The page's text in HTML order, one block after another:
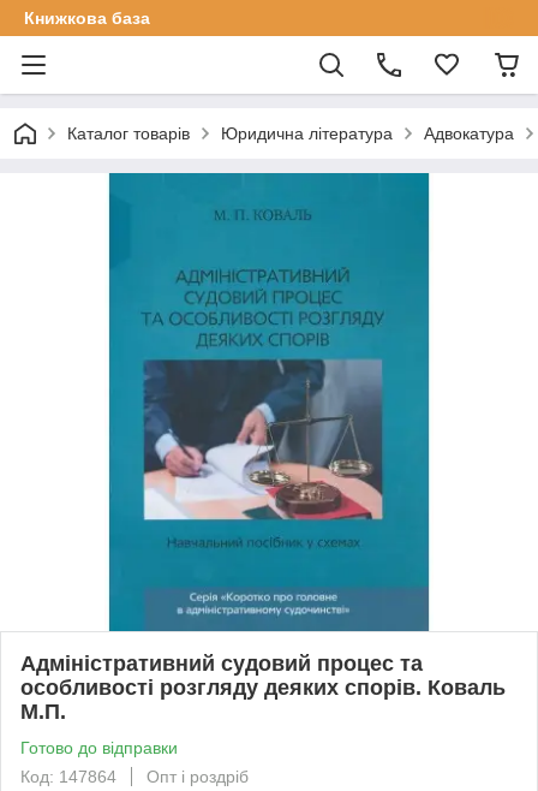
Книжкова база
Каталог товарів Юридична література Адвокатура
Адміністративний судовий процес та
особливості розгляду деяких спорів. Коваль
М.П.
Готово до відправки
Код: 147864
Опт і роздріб